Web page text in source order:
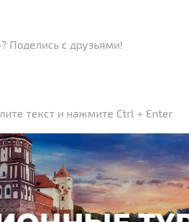
Поделись с друзьями!
текст и нажмите Ctrl + Enter